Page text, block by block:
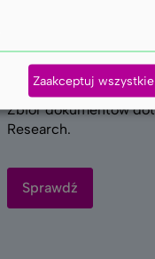
Zbiór dokumentów
Research.
Sprawdź
Zaakceptuj wszystkie